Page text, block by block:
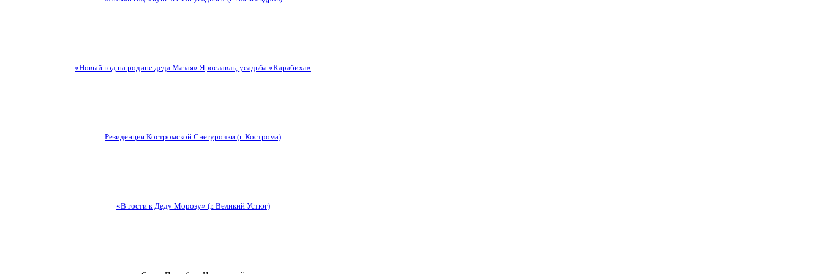
«Новый год на родине деда Мазая» Ярославль, усадьба «Карабиха»
Резиденция Костромской Снегурочки (г. Кострома)
«В гости к Деду Морозу» (г. Великий Устюг)